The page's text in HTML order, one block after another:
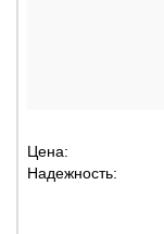
Цена:
Надежность: